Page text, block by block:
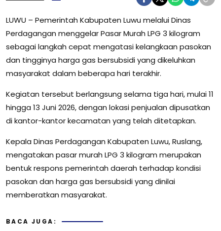
LUWU – Pemerintah Kabupaten Luwu melalui Dinas
Perdagangan menggelar Pasar Murah LPG 3 kilogram
sebagai langkah cepat mengatasi kelangkaan pasokan
dan tingginya harga gas bersubsidi yang dikeluhkan
masyarakat dalam beberapa hari terakhir.
Kegiatan tersebut berlangsung selama tiga hari, mulai 11
hingga 13 Juni 2026, dengan lokasi penjualan dipusatkan
di kantor-kantor kecamatan yang telah ditetapkan.
Kepala Dinas Perdagangan Kabupaten Luwu, Ruslang,
mengatakan pasar murah LPG 3 kilogram merupakan
bentuk respons pemerintah daerah terhadap kondisi
pasokan dan harga gas bersubsidi yang dinilai
memberatkan masyarakat.
BACA JUGA: